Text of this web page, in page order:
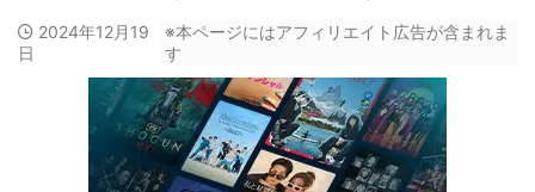
2024年12月19
日
※本ページにはアフィリエイト広告が含まれま
す